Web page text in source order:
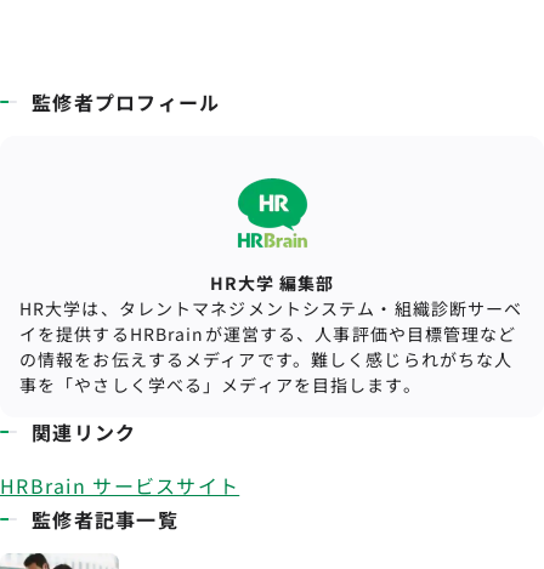
監修者プロフィール
HR大学 編集部
HR大学は、タレントマネジメントシステム・組織診断サーベ
イを提供するHRBrainが運営する、人事評価や目標管理など
の情報をお伝えするメディアです。難しく感じられがちな人
事を「やさしく学べる」メディアを目指します。
関連リンク
HRBrain サービスサイト
監修者記事一覧